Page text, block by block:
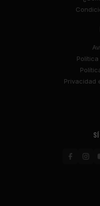
Privacidad